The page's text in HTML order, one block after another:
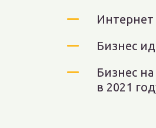
Интернет
Бизнес
Бизнес
в 2021